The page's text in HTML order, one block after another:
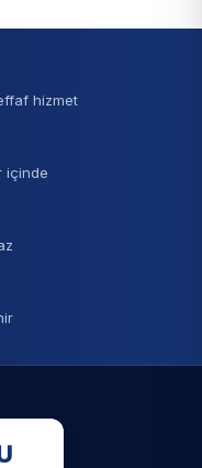
hizmet
içinde